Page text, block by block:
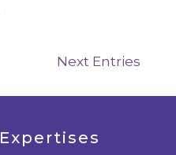
Next Entries
Expertises